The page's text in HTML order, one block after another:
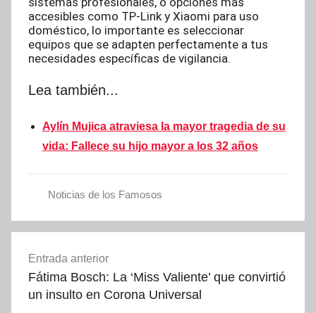
accesibles como TP-Link y Xiaomi para uso
doméstico, lo importante es seleccionar
equipos que se adapten perfectamente a tus
necesidades específicas de vigilancia.
Lea también...
Aylín Mujica atraviesa la mayor tragedia de su
vida: Fallece su hijo mayor a los 32 años
Noticias de los Famosos
de
entradas
Entrada anterior
Fátima Bosch: La ‘Miss Valiente’ que convirtió
un insulto en Corona Universal